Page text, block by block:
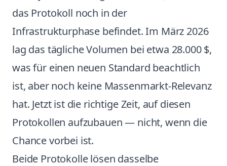
das Protokoll noch in der
Infrastrukturphase befindet. Im März 2026
lag das tägliche Volumen bei etwa 28.000 $,
was für einen neuen Standard beachtlich
ist, aber noch keine Massenmarkt-Relevanz
hat. Jetzt ist die richtige Zeit, auf diesen
Protokollen aufzubauen — nicht, wenn die
Chance vorbei ist.
Beide Protokolle lösen dasselbe